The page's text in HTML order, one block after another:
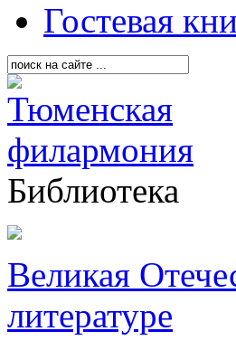
Гостевая
Библиотека
Великая
литературе